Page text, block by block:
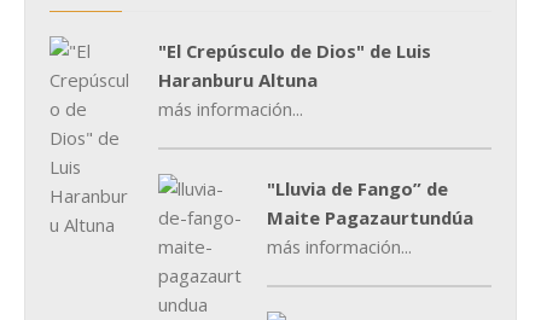
"El Crepúsculo de Dios" de Luis
Haranburu Altuna
más información...
"Lluvia de Fango” de
Maite Pagazaurtundúa
más información...